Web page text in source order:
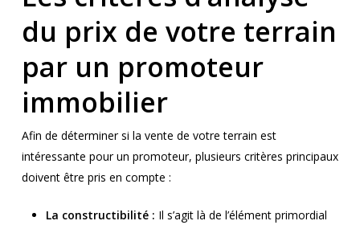
du prix de votre terrain
par un promoteur
immobilier
Afin de déterminer si la vente de votre terrain est
intéressante pour un promoteur, plusieurs critères principaux
doivent être pris en compte :
La constructibilité : Il s’agit là de l’élément primordial